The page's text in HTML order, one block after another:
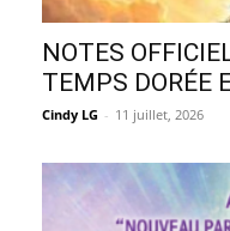
NOTES
TEMPS DORÉE
Cindy LG - 11 juillet, 2026